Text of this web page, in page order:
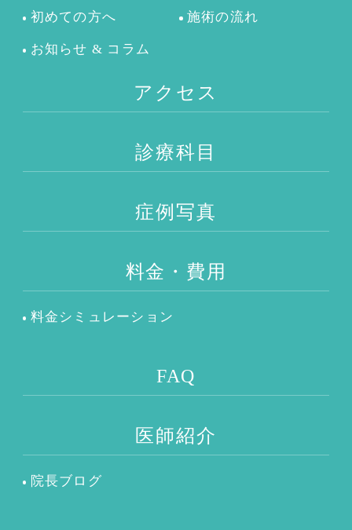
初めての方へ 施術の流れ
お知らせ & コラム
アクセス
診療科目
症例写真
料金・費用
料金シミュレーション
FAQ
医師紹介
院長ブログ